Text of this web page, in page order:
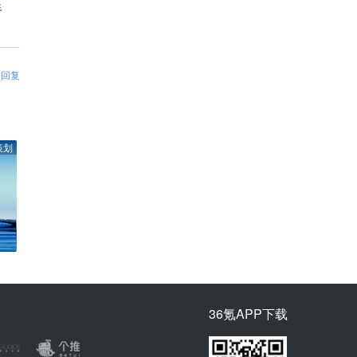
回复
划
36氪APP下载